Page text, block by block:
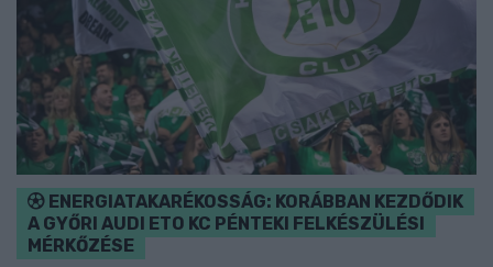
ENERGIATAKARÉKOSSÁG: KORÁBBAN KEZDŐDIK
A GYŐRI AUDI ETO KC PÉNTEKI FELKÉSZÜLÉSI
MÉRKŐZÉSE